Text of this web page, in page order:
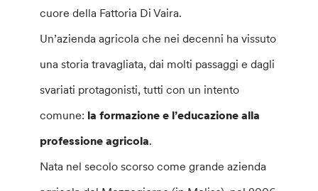
cuore della Fattoria Di Vaira.
Un’azienda agricola che nei decenni ha vissuto
una storia travagliata, dai molti passaggi e dagli
svariati protagonisti, tutti con un intento
comune: la formazione e l’educazione alla
professione agricola.
Nata nel secolo scorso come grande azienda